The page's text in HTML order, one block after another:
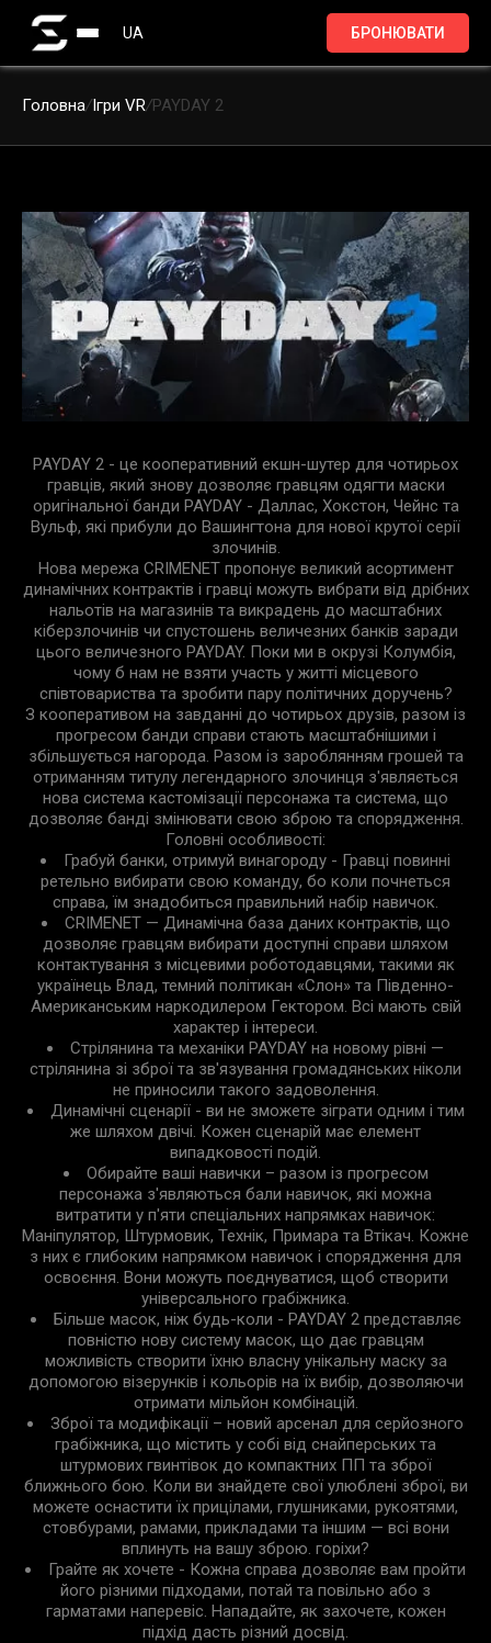
UA БРОНЮВАТИ
Головна/Ігри VR/PAYDAY 2
PAYDAY 2 - це кооперативний екшн-шутер для чотирьох
гравців, який знову дозволяє гравцям одягти маски
оригінальної банди PAYDAY - Даллас, Хокстон, Чейнс та
Вульф, які прибули до Вашингтона для нової крутої серії
злочинів.
Нова мережа CRIMENET пропонує великий асортимент
динамічних контрактів і гравці можуть вибрати від дрібних
нальотів на магазинів та викрадень до масштабних
кіберзлочинів чи спустошень величезних банків заради
цього величезного PAYDAY. Поки ми в окрузі Колумбія,
чому б нам не взяти участь у житті місцевого
співтовариства та зробити пару політичних доручень?
З кооперативом на завданні до чотирьох друзів, разом із
прогресом банди справи стають масштабнішими і
збільшується нагорода. Разом із зароблянням грошей та
отриманням титулу легендарного злочинця з'являється
нова система кастомізації персонажа та система, що
дозволяє банді змінювати свою зброю та спорядження.
Головні особливості:
Грабуй банки, отримуй винагороду - Гравці повинні
ретельно вибирати свою команду, бо коли почнеться
справа, їм знадобиться правильний набір навичок.
CRIMENET — Динамічна база даних контрактів, що
дозволяє гравцям вибирати доступні справи шляхом
контактування з місцевими роботодавцями, такими як
українець Влад, темний політикан «Слон» та Південно-
Американським наркодилером Гектором. Всі мають свій
характер і інтереси.
Стрілянина та механіки PAYDAY на новому рівні —
стрілянина зі зброї та зв'язування громадянських ніколи
не приносили такого задоволення.
Динамічні сценарії - ви не зможете зіграти одним і тим
же шляхом двічі. Кожен сценарій має елемент
випадковості подій.
Обирайте ваші навички – разом із прогресом
персонажа з'являються бали навичок, які можна
витратити у п'яти спеціальних напрямках навичок:
Маніпулятор, Штурмовик, Технік, Примара та Втікач. Кожне
з них є глибоким напрямком навичок і спорядження для
освоєння. Вони можуть поєднуватися, щоб створити
універсального грабіжника.
Більше масок, ніж будь-коли - PAYDAY 2 представляє
повністю нову систему масок, що дає гравцям
можливість створити їхню власну унікальну маску за
допомогою візерунків і кольорів на їх вибір, дозволяючи
отримати мільйон комбінацій.
Зброї та модифікації – новий арсенал для серйозного
грабіжника, що містить у собі від снайперських та
штурмових гвинтівок до компактних ПП та зброї
ближнього бою. Коли ви знайдете свої улюблені зброї, ви
можете оснастити їх прицілами, глушниками, рукоятями,
стовбурами, рамами, прикладами та іншим — всі вони
вплинуть на вашу зброю. горіхи?
Грайте як хочете - Кожна справа дозволяє вам пройти
його різними підходами, потай та повільно або з
гарматами наперевіс. Нападайте, як захочете, кожен
підхід дасть різний досвід.